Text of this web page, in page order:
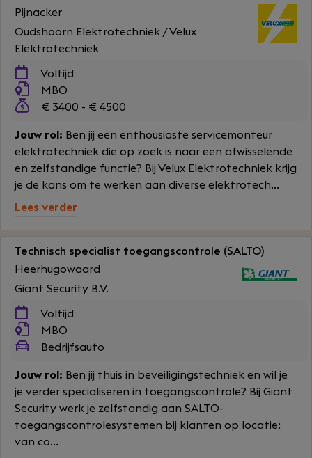
Pijnacker
Oudshoorn Elektrotechniek / Velux
Elektrotechniek
Voltijd
MBO
€ 3400 - € 4500
Jouw rol: Ben jij een enthousiaste servicemonteur
elektrotechniek die op zoek is naar een afwisselende
en zelfstandige functie? Bij Velux Elektrotechniek krijg
je de kans om te werken aan diverse elektrotech...
Lees verder
Technisch specialist toegangscontrole (SALTO)
Heerhugowaard
Giant Security B.V.
Voltijd
MBO
Bedrijfsauto
Jouw rol: Ben jij thuis in beveiligingstechniek en wil je
je verder specialiseren in toegangscontrole? Bij Giant
Security werk je zelfstandig aan SALTO-
toegangscontrolesystemen bij klanten op locatie:
van co...